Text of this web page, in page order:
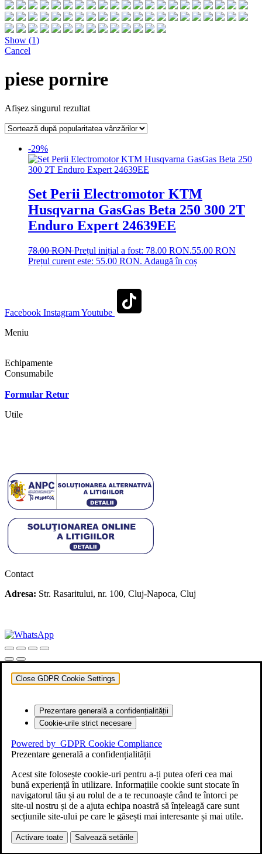
Show (1)
Cancel
piese pornire
Afișez singurul rezultat
-29%
Set Perii Electromotor KTM
Husqvarna GasGas Beta 250 300 2T
Enduro Expert 24639EE
78.00RONPrețul inițial a fost: 78.00 RON.55.00 RON
Prețul curent este: 55.00 RON. Adaugă în coș
Facebook InstagramYoutube
Meniu
Echipamente
Consumabile
Formular Retur
Utile
Contact
Adresa: Str. Rasaritului, nr. 100, Cluj-Napoca, Cluj
Close GDPR Cookie Settings
Prezentare generală a confidențialității
Cookie-urile strict necesare
Powered by GDPR Cookie Compliance
Prezentare generală a confidențialității
Acest site folosește cookie-uri pentru a-ți putea oferi cea mai
bună experiență în utilizare. Informațiile cookie sunt stocate în
navigatorul tău și au rolul de a te recunoaște când te întorci pe
site-ul nostru și de a ajuta echipa noastră să înțeleagă care sunt
secțiunile site-ului pe care le găsești mai interesante și mai utile.
Activare toate Salvează setările